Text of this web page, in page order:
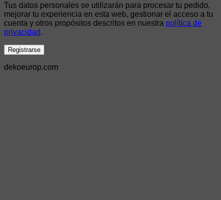
Tus datos personales se utilizarán para procesar tu pedido,
mejorar tu experiencia en esta web, gestionar el acceso a tu
cuenta y otros propósitos descritos en nuestra política de
privacidad.
Registrarse
dekoeurop.com